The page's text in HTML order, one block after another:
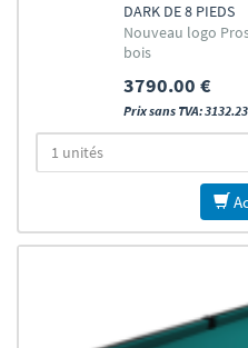
DARK DE 8 PIEDS
Nouveau logo
bois
3790.00 €
Prix sans TVA: